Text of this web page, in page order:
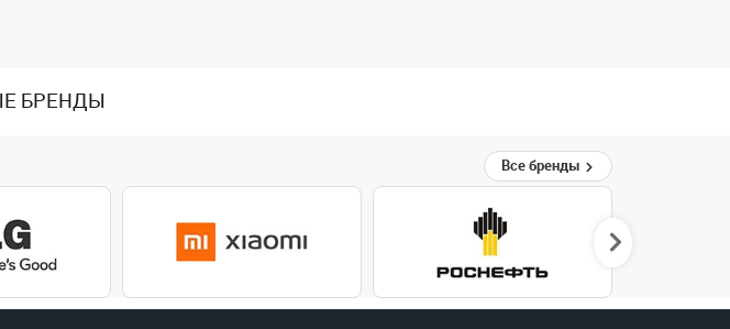
БРЕНДЫ
Все бренды